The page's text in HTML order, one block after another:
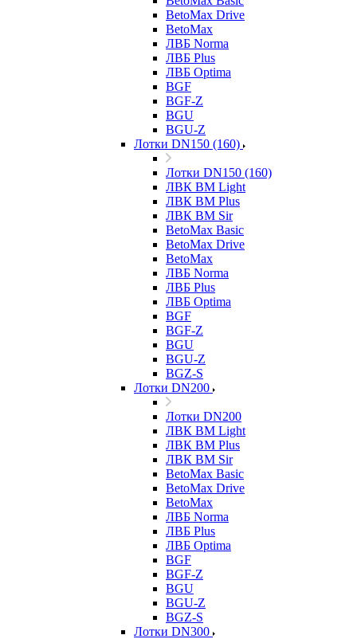
BetoMax Drive
BetoMax
ЛВБ Norma
ЛВБ Plus
ЛВБ Optima
BGF
BGF-Z
BGU
BGU-Z
Лотки DN150 (160)
Лотки DN150 (160)
ЛВК ВМ Light
ЛВК ВМ Plus
ЛВК ВМ Sir
BetoMax Basic
BetoMax Drive
BetoMax
ЛВБ Norma
ЛВБ Plus
ЛВБ Optima
BGF
BGF-Z
BGU
BGU-Z
BGZ-S
Лотки DN200
Лотки DN200
ЛВК ВМ Light
ЛВК ВМ Plus
ЛВК ВМ Sir
BetoMax Basic
BetoMax Drive
BetoMax
ЛВБ Norma
ЛВБ Plus
ЛВБ Optima
BGF
BGF-Z
BGU
BGU-Z
BGZ-S
Лотки DN300